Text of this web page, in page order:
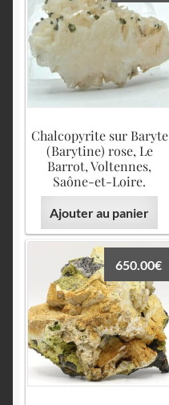
Chalcopyrite sur Baryte
(Barytine) rose, Le
Barrot, Voltennes,
Saône-et-Loire.
Ajouter au panier
650.00€